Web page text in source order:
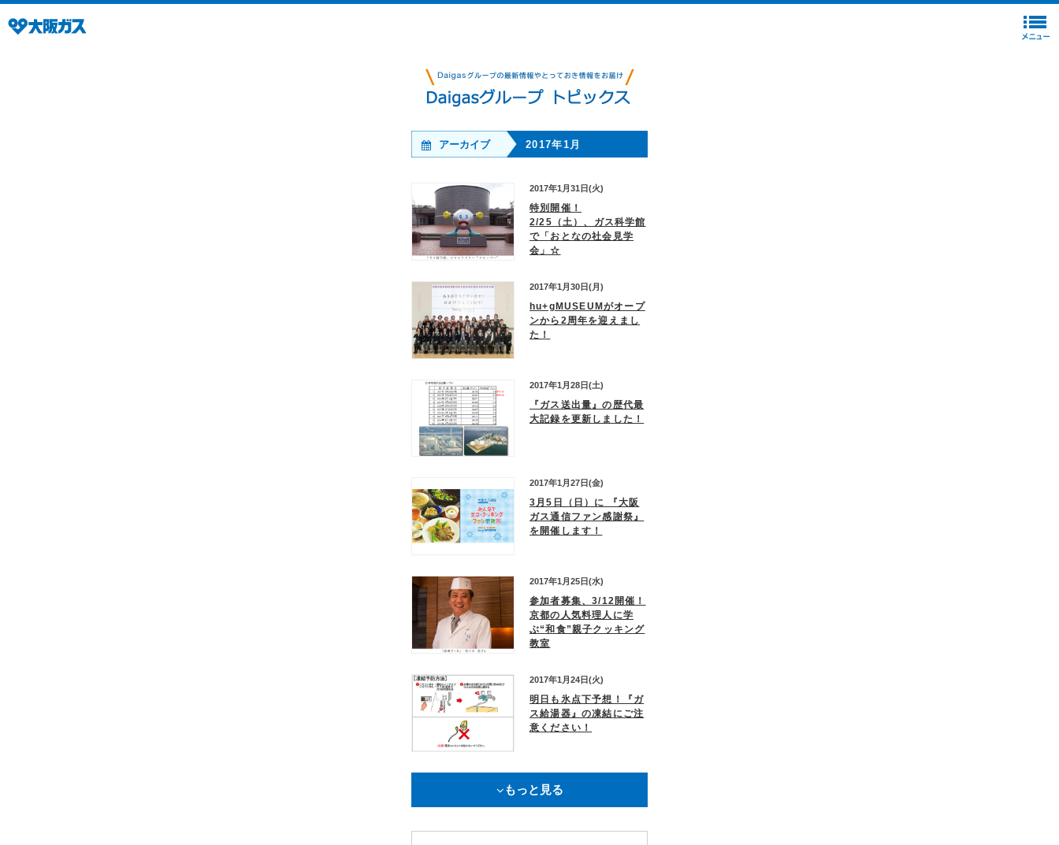
アーカイブ 2017年1月
2017年1月31日(火)
特別開催！
2/25（土）、ガス科学館
で「おとなの社会見学
会」☆
2017年1月30日(月)
hu+gMUSEUMがオープ
ンから2周年を迎えまし
た！
2017年1月28日(土)
『ガス送出量』の歴代最
大記録を更新しました！
2017年1月27日(金)
3月5日（日）に 『大阪
ガス通信ファン感謝祭』
を開催します！
2017年1月25日(水)
参加者募集、3/12開催！
京都の人気料理人に学
ぶ“和食”親子クッキング
教室
2017年1月24日(火)
明日も氷点下予想！『ガ
ス給湯器』の凍結にご注
意ください！
もっと見る